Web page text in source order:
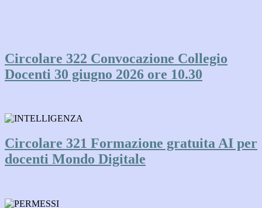
Circolare 322 Convocazione Collegio
Docenti 30 giugno 2026 ore 10.30
Circolare 321 Formazione gratuita AI per
docenti Mondo Digitale